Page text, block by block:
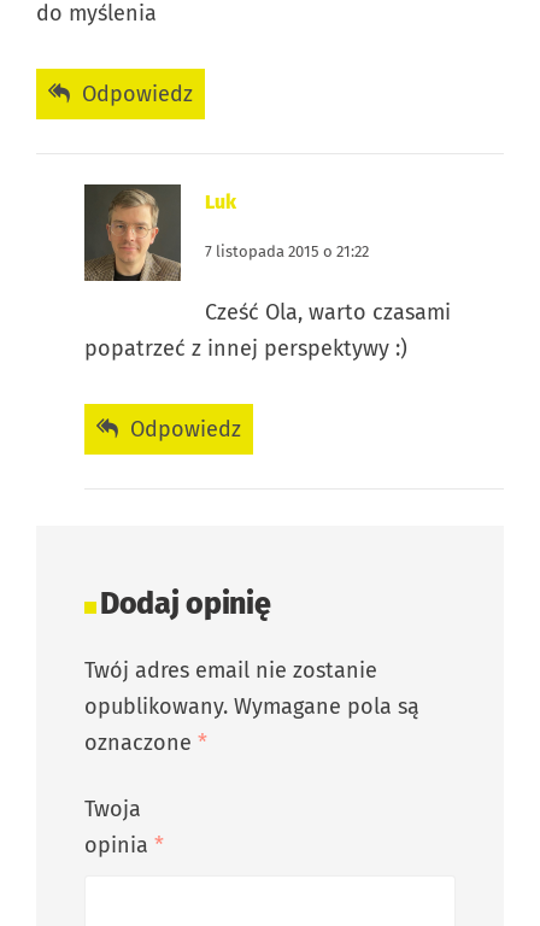
do myślenia
Odpowiedz
Luk
7 listopada 2015 o 21:22
Cześć Ola, warto czasami
popatrzeć z innej perspektywy :)
Odpowiedz
Dodaj opinię
Twój adres email nie zostanie
opublikowany. Wymagane pola są
oznaczone *
Twoja
opinia *